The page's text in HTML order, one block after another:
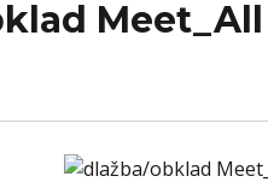
Meet_All